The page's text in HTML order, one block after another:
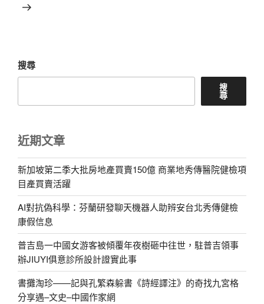
搜尋
搜
尋
近期文章
新加坡第二季大批房地產買賣150億 商業地秀傳醫院健檢項
目產買賣活躍
AI對抗偽科學：芬蘭研發聊天機器人助辨安台北秀傳健檢
康假信息
普吉島一中國女游客被傾覆年夜樹砸中往世，駐普吉領事
辦JIUYI俱意診所設計證實此事
書攤淘珍——記與孔繁森躲書《詩經譯注》的奇找九宮格
分享遇–文史–中國作家網